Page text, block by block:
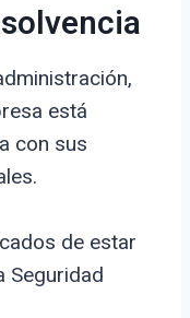
está
con sus
de estar
Seguridad